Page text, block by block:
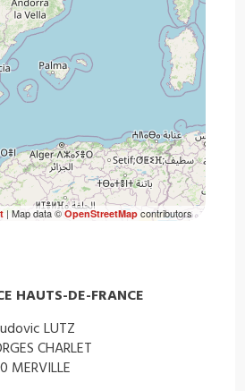
| Map data ©OpenStreetMapcontributors
HAUTS-DE-FRANCE
LUTZ
CHARLET
MERVILLE